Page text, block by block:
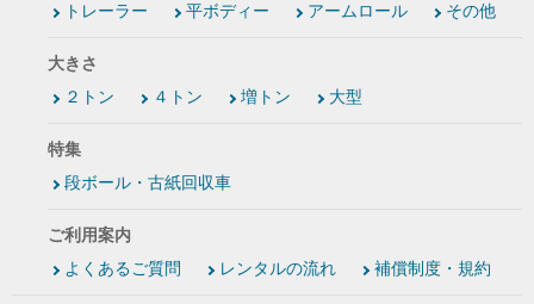
トレーラー
平ボディー アームロール その他
大きさ
２トン
４トン 増トン 大型
特集
段ボール・古紙回収車
ご利用案内
よくあるご質問
レンタルの流れ 補償制度・規約